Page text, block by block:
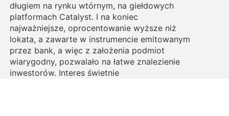
długiem na rynku wtórnym, na giełdowych
platformach Catalyst. I na koniec
najważniejsze, oprocentowanie wyższe niż
lokata, a zawarte w instrumencie emitowanym
przez bank, a więc z założenia podmiot
wiarygodny, pozwalało na łatwe znalezienie
inwestorów. Interes świetnie